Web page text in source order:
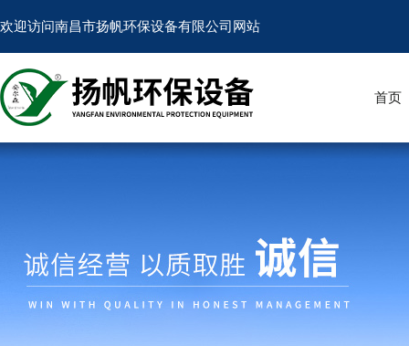
欢迎访问南昌市扬帆环保设备有限公司网站
首页